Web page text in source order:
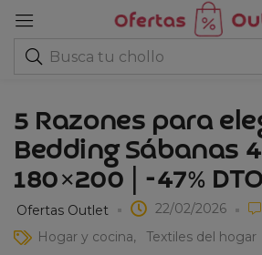
5 Razones para
Bedding Sábanas
180×200 | -47% DTO
Ofertas Outlet 22/02/2026
Hogar y cocina
Textiles del hogar